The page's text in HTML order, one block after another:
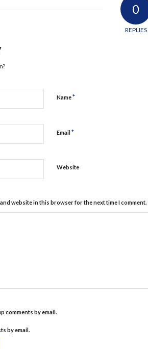
0
REPLIES
Name*
Email*
Website
and website in this browser for the next time I comment.
comments by email.
by email.